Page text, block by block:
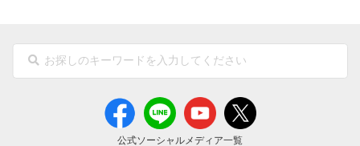
公式ソーシャルメディア一覧